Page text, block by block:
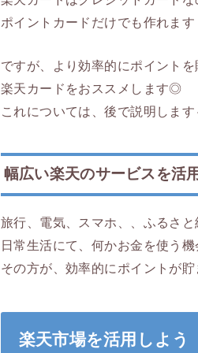
ポイントカードだけでも作れます
ですが、より効率的にポイント
楽天カードをおススメします◎
これについては、後で説明します
幅広い楽天のサービスを活
旅行、電気、スマホ、、ふるさ
日常生活にて、何かお金を使う
その方が、効率的にポイントが貯
楽天市場を活用しよう